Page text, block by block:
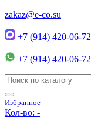
zakaz@e-co.su
+7 (914) 420-06-72
+7 (914) 420-06-72
Избранное
Кол-во: -